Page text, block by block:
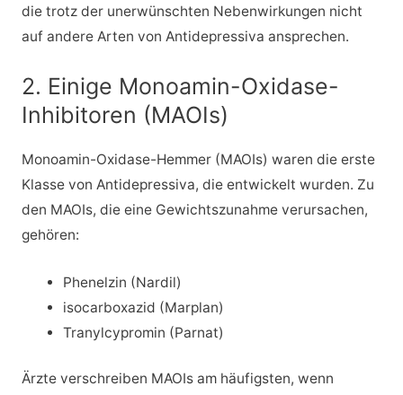
die trotz der unerwünschten Nebenwirkungen nicht
auf andere Arten von Antidepressiva ansprechen.
2. Einige Monoamin-Oxidase-
Inhibitoren (MAOIs)
Monoamin-Oxidase-Hemmer (MAOIs) waren die erste
Klasse von Antidepressiva, die entwickelt wurden. Zu
den MAOIs, die eine Gewichtszunahme verursachen,
gehören:
Phenelzin (Nardil)
isocarboxazid (Marplan)
Tranylcypromin (Parnat)
Ärzte verschreiben MAOIs am häufigsten, wenn